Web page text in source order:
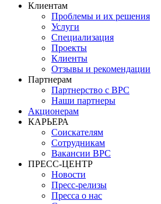
Клиентам
Проблемы и их решения
Услуги
Специализация
Проекты
Клиенты
Отзывы и рекомендации
Партнерам
Партнерство с BPC
Наши партнеры
Акционерам
КАРЬЕРА
Соискателям
Сотрудникам
Вакансии BPC
ПРЕСС-ЦЕНТР
Новости
Пресс-релизы
Пресса о нас